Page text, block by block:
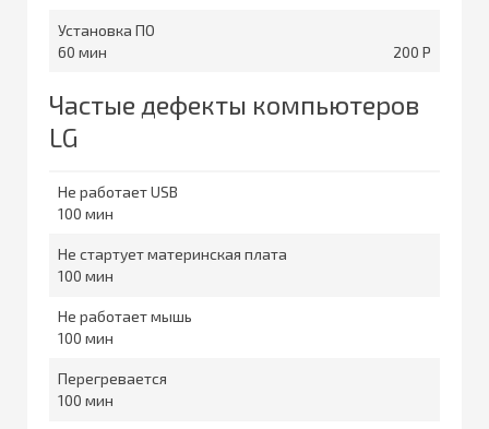
Установка ПО
60
200
Частые дефекты компьютеров
LG
Не работает USB
100
Не стартует материнская плата
100
Не работает мышь
100
Перегревается
100